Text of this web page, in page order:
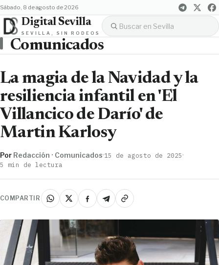
sábado, 8 de agosto de 2026
Digital Sevilla
SEVILLA, SIN RODEOS
Comunicados
La magia de la Navidad y la
resiliencia infantil en 'El
Villancico de Darío' de
Martin Karlosy
Por Redacción · Comunicados·15 de agosto de 2025·
5 min de lectura
COMPARTIR